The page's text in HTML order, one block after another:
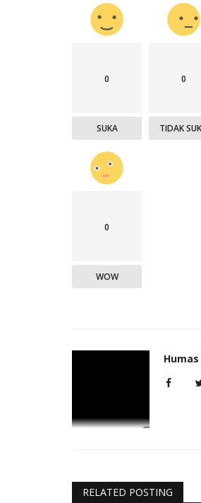
0
SUKA
0
TIDAK
0
WOW
RELATED POSTING